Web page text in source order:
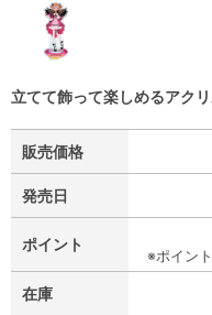
立てて飾って楽しめるアク
販売価格
発売日
ポイント
※ポイン
在庫